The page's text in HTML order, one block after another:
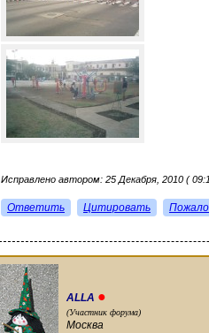
Исправлено автором: 25 Декабря, 2010 (
Ответить Цитировать
ALLA ●
(Участник форума)
Москва